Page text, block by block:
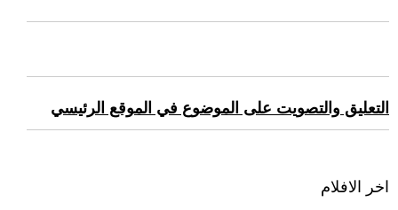
التعليق والتصويت على الموضوع في الموقع الرئيسي
اخر الافلام